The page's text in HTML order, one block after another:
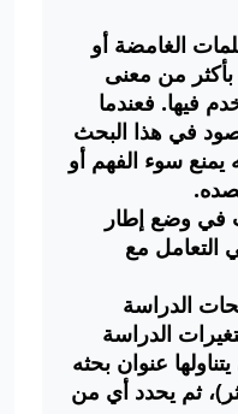
الغامضة أو
بأكثر من معنى
فيها. فعندما
في هذا البحث
سوء الفهم أو
في وضع إطار
مع
الدراسة
الدراسة
عنوان بحثه
ثم يحدد أي من